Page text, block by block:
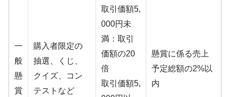
一
般
懸
賞
購入者限定の
抽選、くじ、
クイズ、コン
テストなど
取引価額5,
000円未
満：取引
価額の20
倍
取引価額5,
懸賞に係る売上
予定総額の2%以
内